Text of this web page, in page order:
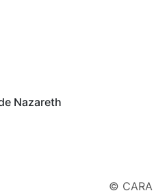
Nazareth
©